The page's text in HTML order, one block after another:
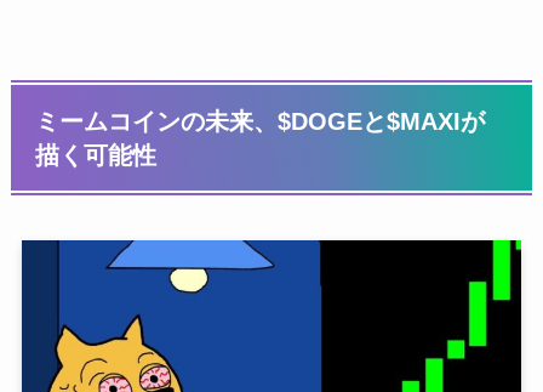
ミームコインの未来、$DOGEと$MAXIが
描く可能性